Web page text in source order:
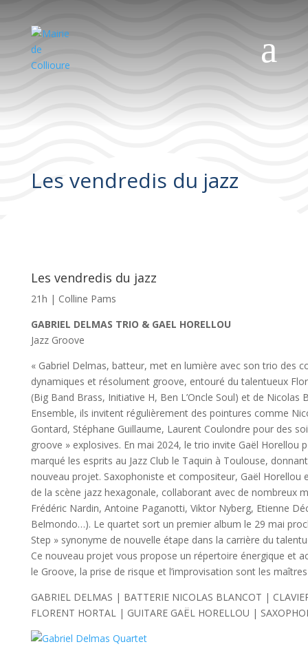
a
Les vendredis du jazz
Les vendredis du jazz
21h | Colline Pams
GABRIEL DELMAS TRIO & GAEL HORELLOU
Jazz Groove
« Gabriel Delmas, batteur, met en lumière avec son trio des
dynamiques et résolument groove, entouré du talentueux
(Big Band Brass, Initiative H, Ben L’Oncle Soul) et de Nicolas
Ensemble, ils invitent régulièrement des pointures comme
Gontard, Stéphane Guillaume, Laurent Coulondre pour des
groove » explosives. En mai 2024, le trio invite Gaël Horellou
marqué les esprits au Jazz Club le Taquin à Toulouse,
nouveau projet. Saxophoniste et compositeur, Gaël Horellou
de la scène jazz hexagonale, collaborant avec de nombreux
Frédéric Nardin, Antoine Paganotti, Viktor Nyberg, Etienne
Belmondo…). Le quartet sort un premier album le 29 mai
Step » synonyme de nouvelle étape dans la carrière du
Ce nouveau projet vous propose un répertoire énergique et
le Groove, la prise de risque et l’improvisation sont les
GABRIEL DELMAS | BATTERIE NICOLAS BLANCOT |
FLORENT HORTAL | GUITARE GAËL HORELLOU |